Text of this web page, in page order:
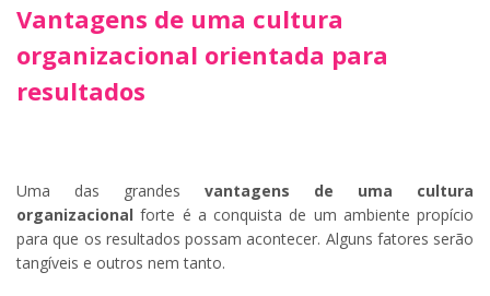
Vantagens de uma cultura
organizacional orientada para
resultados
Uma das grandes vantagens de uma cultura
organizacional forte é a conquista de um ambiente propício
para que os resultados possam acontecer. Alguns fatores serão
tangíveis e outros nem tanto.